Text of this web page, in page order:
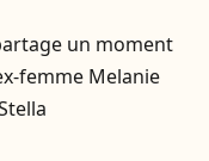
un moment
femme Melanie